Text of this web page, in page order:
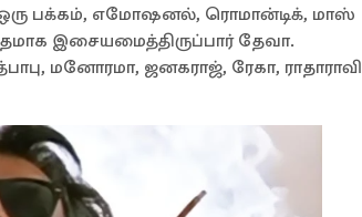
பக்கம், எமோஷனல், ரொமான்டிக், மாஸ்
இசையமைத்திருப்பார் தேவா.
மனோரமா, ஜனகராஜ், ரேகா, ராதாராவி